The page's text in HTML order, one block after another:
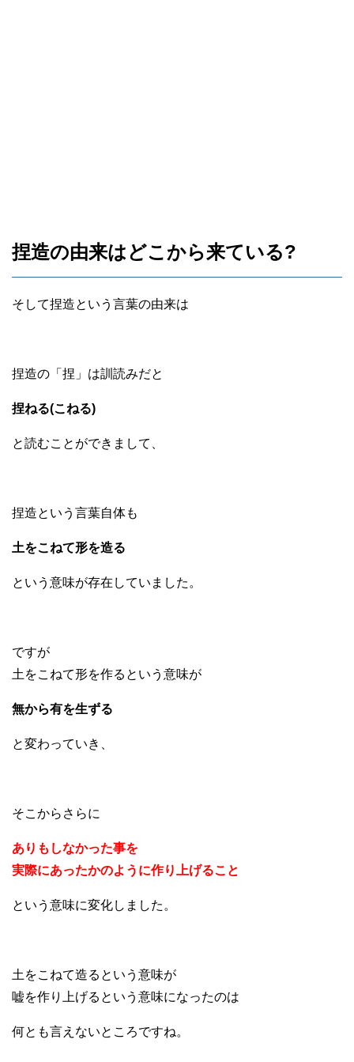
捏造の由来はどこから来ている?
そして捏造という言葉の由来は
捏造の「捏」は訓読みだと
捏ねる(こねる)
と読むことができまして、
捏造という言葉自体も
土をこねて形を造る
という意味が存在していました。
ですが
土をこねて形を作るという意味が
無から有を生ずる
と変わっていき、
そこからさらに
ありもしなかった事を
実際にあったかのように作り上げること
という意味に変化しました。
土をこねて造るという意味が
嘘を作り上げるという意味になったのは
何とも言えないところですね。